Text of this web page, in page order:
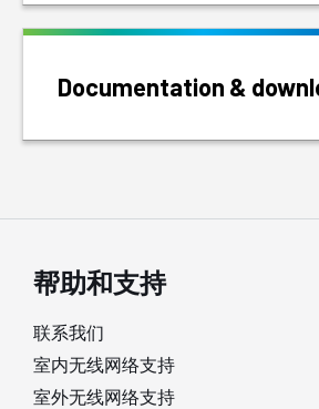
Documentation &
帮助和支持
联系我们
室内无线网络支持
室外无线网络支持